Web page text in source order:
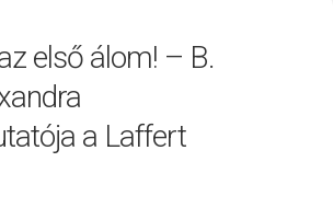
első álom! – B.
a Laffert